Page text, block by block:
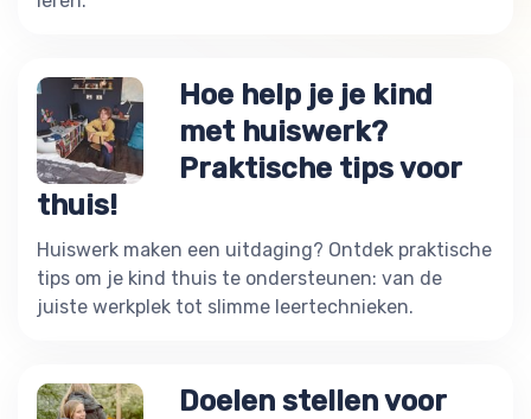
Hoe help je je kind
met huiswerk?
Praktische tips voor
thuis!
Huiswerk maken een uitdaging? Ontdek praktische
tips om je kind thuis te ondersteunen: van de
juiste werkplek tot slimme leertechnieken.
Doelen stellen voor